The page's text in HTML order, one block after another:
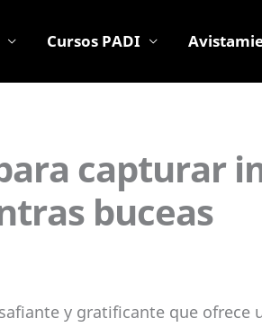
Cursos PADI
capturar
buceas
y gratificante que ofrece